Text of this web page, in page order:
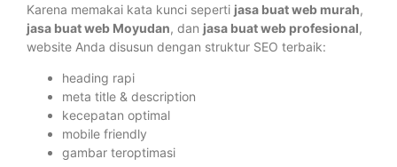
Karena memakai kata kunci seperti jasa buat web murah,
jasa buat web Moyudan, dan jasa buat web profesional,
website Anda disusun dengan struktur SEO terbaik:
heading rapi
meta title & description
kecepatan optimal
mobile friendly
gambar teroptimasi